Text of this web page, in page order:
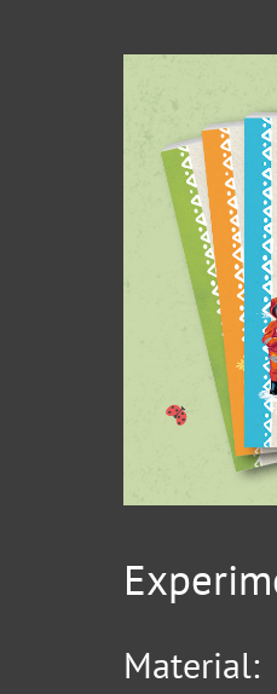
Material: